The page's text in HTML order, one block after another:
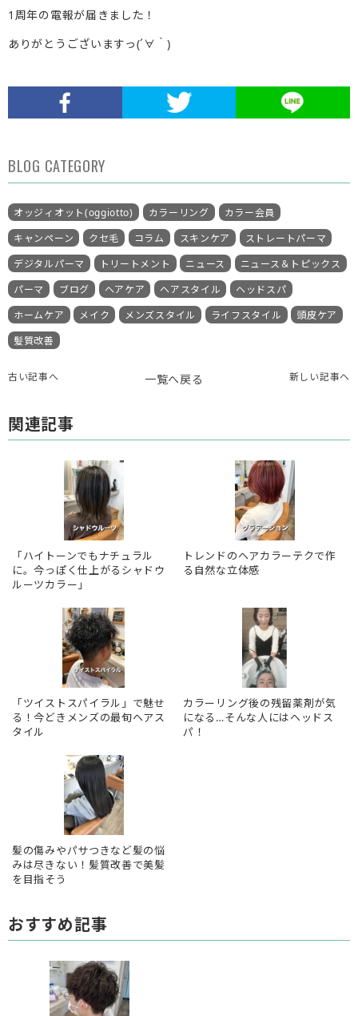
1周年の電報が届きました！
ありがとうございますっ(´∀｀)
BLOG CATEGORY
オッジィオット(oggiotto) カラーリング
カラー会員
キャンペーン
クセ毛 コラム スキンケア
ストレートパーマ
デジタルパーマ
トリートメント ニュース
ニュース＆トピックス
パーマ
ブログ ヘアケア ヘアスタイル
ヘッドスパ
ホームケア
メイク メンズスタイル ライフスタイル
頭皮ケア
髪質改善
古い記事へ 一覧へ戻る 新しい記事へ
関連記事
「ハイトーンでもナチュラル
に。今っぽく仕上がるシャドウ
ルーツカラー」
トレンドのヘアカラーテクで作
る自然な立体感
「ツイストスパイラル」で魅せ
る！今どきメンズの最旬ヘアス
タイル
カラーリング後の残留薬剤が気
になる…そんな人にはヘッドス
パ！
髪の傷みやパサつきなど髪の悩
みは尽きない！髪質改善で美髪
を目指そう
おすすめ記事